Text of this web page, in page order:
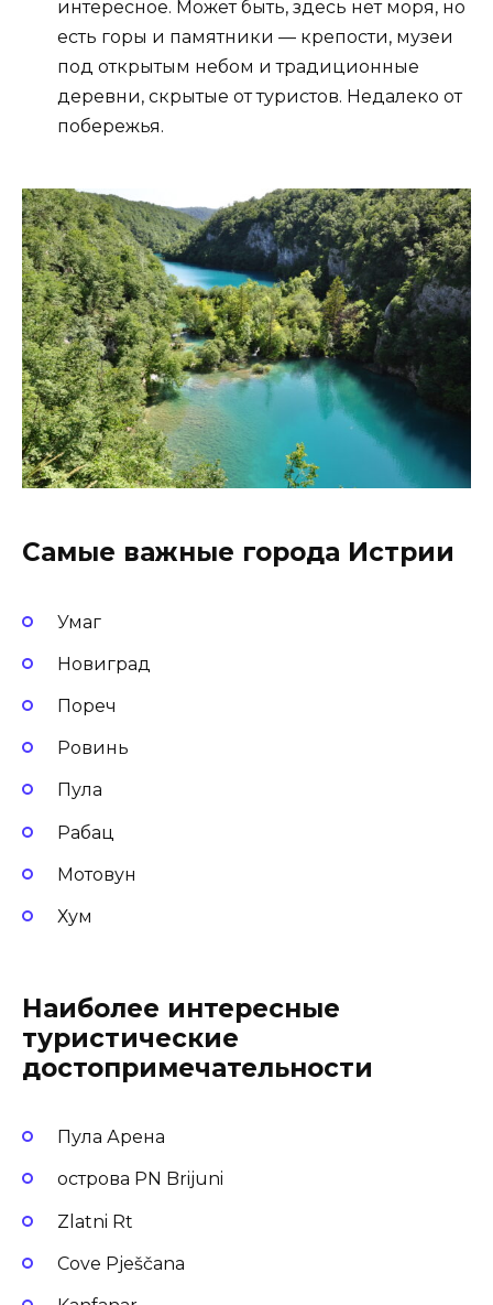
интересное. Может быть, здесь нет моря, но
есть горы и памятники — крепости, музеи
под открытым небом и традиционные
деревни, скрытые от туристов. Недалеко от
побережья.
Самые важные города Истрии
Умаг
Новиград
Пореч
Ровинь
Пула
Рабац
Мотовун
Хум
Наиболее интересные
туристические
достопримечательности
Пула Арена
острова PN Brijuni
Zlatni Rt
Cove Pješčana